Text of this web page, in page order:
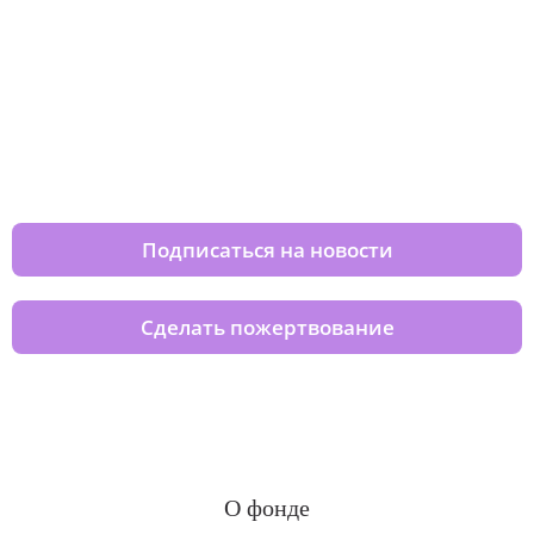
Подписаться на новости
Сделать пожертвование
О фонде